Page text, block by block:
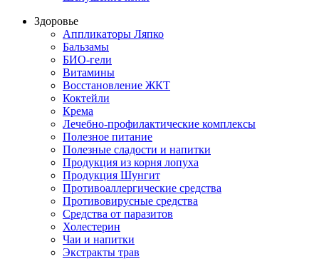
Здоровье
Аппликаторы Ляпко
Бальзамы
БИО-гели
Витамины
Восстановление ЖКТ
Коктейли
Крема
Лечебно-профилактические комплексы
Полезное питание
Полезные сладости и напитки
Продукция из корня лопуха
Продукция Шунгит
Противоаллергические средства
Противовирусные средства
Средства от паразитов
Холестерин
Чаи и напитки
Экстракты трав